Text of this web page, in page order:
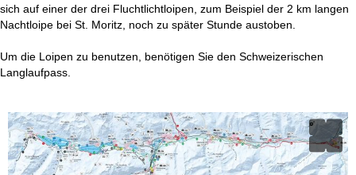
sich auf einer der drei Fluchtlichtloipen, zum Beispiel der 2 km langen
Nachtloipe bei St. Moritz, noch zu später Stunde austoben.
Um die Loipen zu benutzen, benötigen Sie den Schweizerischen
Langlaufpass.